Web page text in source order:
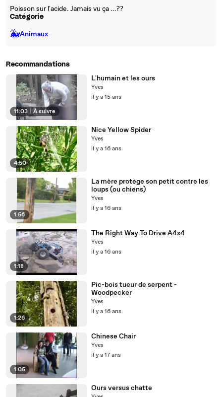
Poisson sur l'acide. Jamais vu ça ...??
Catégorie
🐳Animaux
Recommandations
11:03 À suivre
L'humain et les ours
Yves
il y a 15 ans
4:50
Nice Yellow Spider
Yves
il y a 16 ans
1:56
La mère protège son petit contre les
loups (ou chiens)
Yves
il y a 16 ans
1:18
The Right Way To Drive A4x4
Yves
il y a 16 ans
1:26
Pic-bois tueur de serpent -
Woodpecker
Yves
il y a 16 ans
1:05
Chinese Chair
Yves
il y a 17 ans
Ours versus chatte